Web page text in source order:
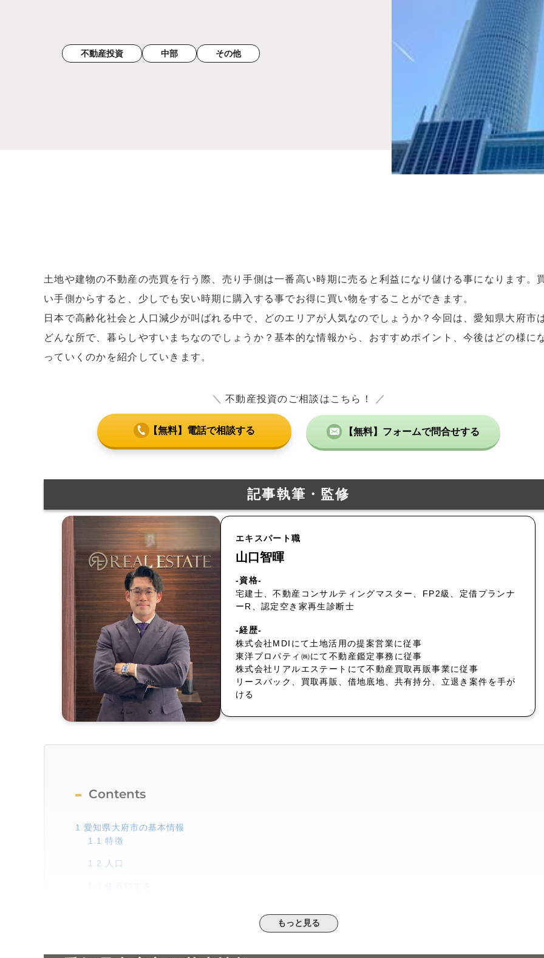
不動産投資 中部 その他
土地や建物の不動産の売買を行う際、売り手側は一番高い時期に売ると利益になり儲ける事になります。
い手側からすると、少しでも安い時期に購入する事でお得に買い物をすることができます。
日本で高齢化社会と人口減少が叫ばれる中で、どのエリアが人気なのでしょうか？今回は、愛知県大府市
どんな所で、暮らしやすいまちなのでしょうか？基本的な情報から、おすすめポイント、今後はどの様に
っていくのかを紹介していきます。
＼ 不動産投資のご相談はこちら！ ／
【無料】電話で相談する 【無料】フォームで問合せする
記事執筆・監修
エキスパート職
山口智暉
-資格-
宅建士、不動産コンサルティングマスター、FP2級、定借プランナ
ーR、認定空き家再生診断士
-経歴-
株式会社MDIにて土地活用の提案営業に従事
東洋プロパティ㈱にて不動産鑑定事務に従事
株式会社リアルエステートにて不動産買取再販事業に従事
リースバック、買取再販、借地底地、共有持分、立退き案件を手が
ける
Contents
1 愛知県大府市の基本情報
1.1 特徴
1.2 人口
もっと見る